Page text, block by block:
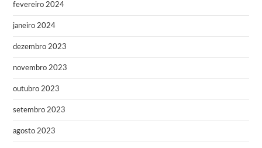
fevereiro 2024
janeiro 2024
dezembro 2023
novembro 2023
outubro 2023
setembro 2023
agosto 2023